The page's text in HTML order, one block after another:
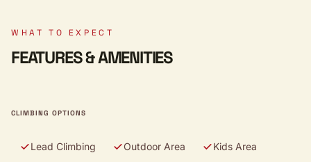
WHAT TO EXPECT
FEATURES & AMENITIES
CLIMBING OPTIONS
Lead Climbing Outdoor Area
Kids Area